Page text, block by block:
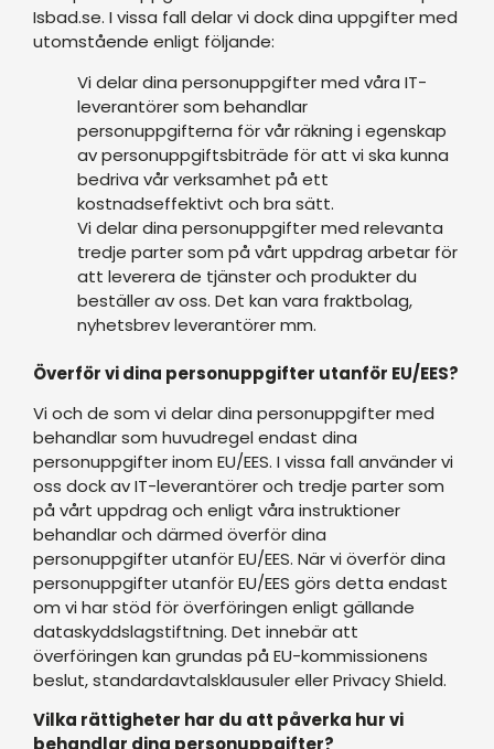
Isbad.se. I vissa fall delar vi dock dina uppgifter med
utomstående enligt följande:
Vi delar dina personuppgifter med våra IT-
leverantörer som behandlar
personuppgifterna för vår räkning i egenskap
av personuppgiftsbiträde för att vi ska kunna
bedriva vår verksamhet på ett
kostnadseffektivt och bra sätt.
Vi delar dina personuppgifter med relevanta
tredje parter som på vårt uppdrag arbetar för
att leverera de tjänster och produkter du
beställer av oss. Det kan vara fraktbolag,
nyhetsbrev leverantörer mm.
Överför vi dina personuppgifter utanför EU/EES?
Vi och de som vi delar dina personuppgifter med
behandlar som huvudregel endast dina
personuppgifter inom EU/EES. I vissa fall använder vi
oss dock av IT-leverantörer och tredje parter som
på vårt uppdrag och enligt våra instruktioner
behandlar och därmed överför dina
personuppgifter utanför EU/EES. När vi överför dina
personuppgifter utanför EU/EES görs detta endast
om vi har stöd för överföringen enligt gällande
dataskyddslagstiftning. Det innebär att
överföringen kan grundas på EU-kommissionens
beslut, standardavtalsklausuler eller Privacy Shield.
Vilka rättigheter har du att påverka hur vi